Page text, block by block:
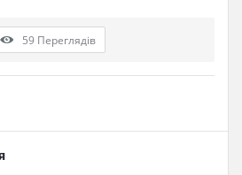
59 Переглядів